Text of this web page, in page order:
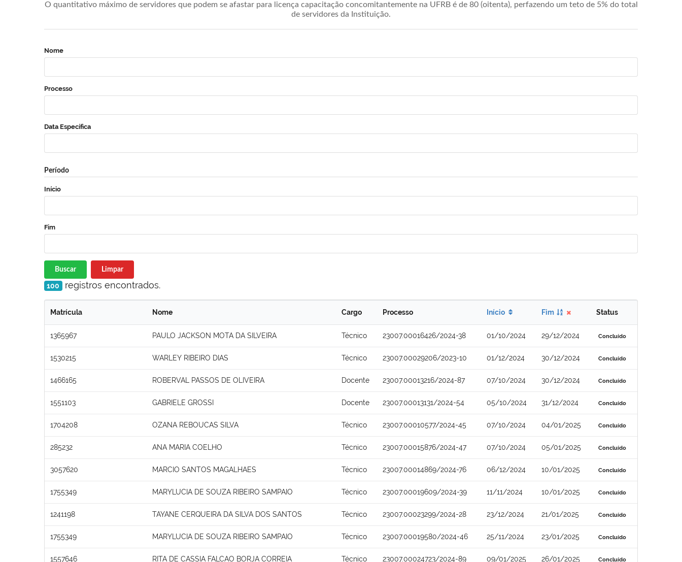
O quantitativo máximo de servidores que podem se afastar para licença capacitação concomitantemente na UFRB é de 80 (oitenta), perfazendo um teto de 5% do total
de servidores da Instituição.
Nome
Processo
Data Específica
Período
Início
Fim
Buscar Limpar
100 registros encontrados.
Matrícula Nome Cargo Processo Início Fim Status
1365967 PAULO JACKSON MOTA DA SILVEIRA Técnico 23007.00016426/2024-38 01/10/2024 29/12/2024 Concluído
1530215 WARLEY RIBEIRO DIAS Técnico 23007.00029206/2023-10 01/12/2024 30/12/2024 Concluído
1466165 ROBERVAL PASSOS DE OLIVEIRA Docente 23007.00013216/2024-87 07/10/2024 30/12/2024 Concluído
1551103 GABRIELE GROSSI Docente 23007.00013131/2024-54 05/10/2024 31/12/2024 Concluído
1704208 OZANA REBOUCAS SILVA Técnico 23007.00010577/2024-45 07/10/2024 04/01/2025 Concluído
285232 ANA MARIA COELHO Técnico 23007.00015876/2024-47 07/10/2024 05/01/2025 Concluído
3057620 MARCIO SANTOS MAGALHAES Técnico 23007.00014869/2024-76 06/12/2024 10/01/2025 Concluído
1755349 MARYLUCIA DE SOUZA RIBEIRO SAMPAIO Técnico 23007.00019609/2024-39 11/11/2024 10/01/2025 Concluído
1241198 TAYANE CERQUEIRA DA SILVA DOS SANTOS Técnico 23007.00023299/2024-28 23/12/2024 21/01/2025 Concluído
1755349 MARYLUCIA DE SOUZA RIBEIRO SAMPAIO Técnico 23007.00019580/2024-46 25/11/2024 23/01/2025 Concluído
1557646 RITA DE CASSIA FALCAO BORJA CORREIA Técnico 23007.00024723/2024-89 09/01/2025 26/01/2025 Concluído